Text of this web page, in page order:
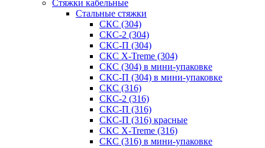
Cтяжки кабельные
Стальные стяжки
СКС (304)
СКС-2 (304)
СКС-П (304)
СКС X-Treme (304)
СКС (304) в мини-упаковке
СКС-П (304) в мини-упаковке
СКС (316)
СКС-2 (316)
СКС-П (316)
СКС-П (316) красные
СКС X-Treme (316)
СКС (316) в мини-упаковке